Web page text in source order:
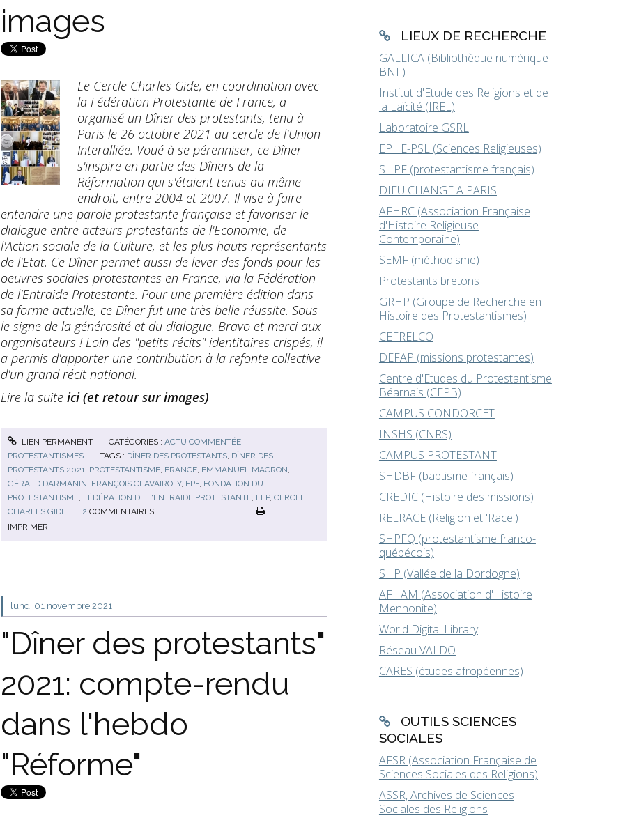
images
Le Cercle Charles Gide, en coordination avec
la Fédération Protestante de France, a
organisé un Dîner des protestants, tenu à
Paris le 26 octobre 2021 au cercle de l'Union
Interalliée. Voué à se pérenniser, ce Dîner
s'inspire en partie des Dîners de la
Réformation qui s'étaient tenus au même
endroit, entre 2004 et 2007. Il vise à faire
entendre une parole protestante française et favoriser le
dialogue entre acteurs protestants de l'Economie, de
l'Action sociale de la Culture, et les plus hauts représentants
de l'Etat. Ce Dîner permet aussi de lever des fonds pour les
oeuvres sociales protestantes en France, via la Fédération
de l'Entraide Protestante. Pour une première édition dans
sa forme actuelle, ce Dîner fut une très belle réussite. Sous
le signe de la générosité et du dialogue. Bravo et merci aux
organisateurs ! Loin des "petits récits" identitaires crispés, il
a permis d'apporter une contribution à la refonte collective
d'un grand récit national.
Lire la suiteici (et retour sur images)
LIEN PERMANENT CATÉGORIES :ACTU COMMENTÉE,
PROTESTANTISMES
TAGS : DÎNER DES PROTESTANTS, DÎNER DES
PROTESTANTS 2021, PROTESTANTISME, FRANCE, EMMANUEL MACRON,
GÉRALD DARMANIN, FRANÇOIS CLAVAIROLY, FPF, FONDATION DU
PROTESTANTISME, FÉDÉRATION DE L'ENTRAIDE PROTESTANTE, FEP, CERCLE
CHARLES GIDE
2 COMMENTAIRES
IMPRIMER
lundi 01 novembre 2021
"Dîner des protestants"
2021: compte-rendu
dans l'hebdo
"Réforme"
LIEUX DE RECHERCHE
GALLICA (Bibliothèque numérique
BNF)
Institut d'Etude des Religions et de
la Laïcité (IREL)
Laboratoire GSRL
EPHE-PSL (Sciences Religieuses)
SHPF (protestantisme français)
DIEU CHANGE A PARIS
AFHRC (Association Française
d'Histoire Religieuse
Contemporaine)
SEMF (méthodisme)
Protestants bretons
GRHP (Groupe de Recherche en
Histoire des Protestantismes)
CEFRELCO
DEFAP (missions protestantes)
Centre d'Etudes du Protestantisme
Béarnais (CEPB)
CAMPUS CONDORCET
INSHS (CNRS)
CAMPUS PROTESTANT
SHDBF (baptisme français)
CREDIC (Histoire des missions)
RELRACE (Religion et 'Race')
SHPFQ (protestantisme franco-
québécois)
SHP (Vallée de la Dordogne)
AFHAM (Association d'Histoire
Mennonite)
World Digital Library
Réseau VALDO
CARES (études afropéennes)
OUTILS SCIENCES
SOCIALES
AFSR (Association Française de
Sciences Sociales des Religions)
ASSR, Archives de Sciences
Sociales des Religions